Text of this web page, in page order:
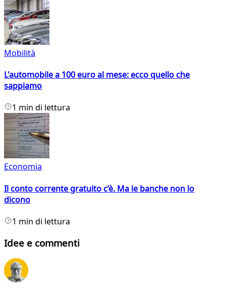
Mobilità
L'automobile a 100 euro al mese: ecco quello che
sappiamo
1 min di lettura
Economia
Il conto corrente gratuito c’è. Ma le banche non lo
dicono
1 min di lettura
Idee e commenti